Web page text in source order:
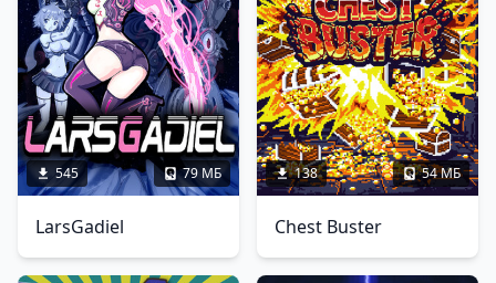
545 79 МБ
LarsGadiel
138 54 МБ
Chest Buster